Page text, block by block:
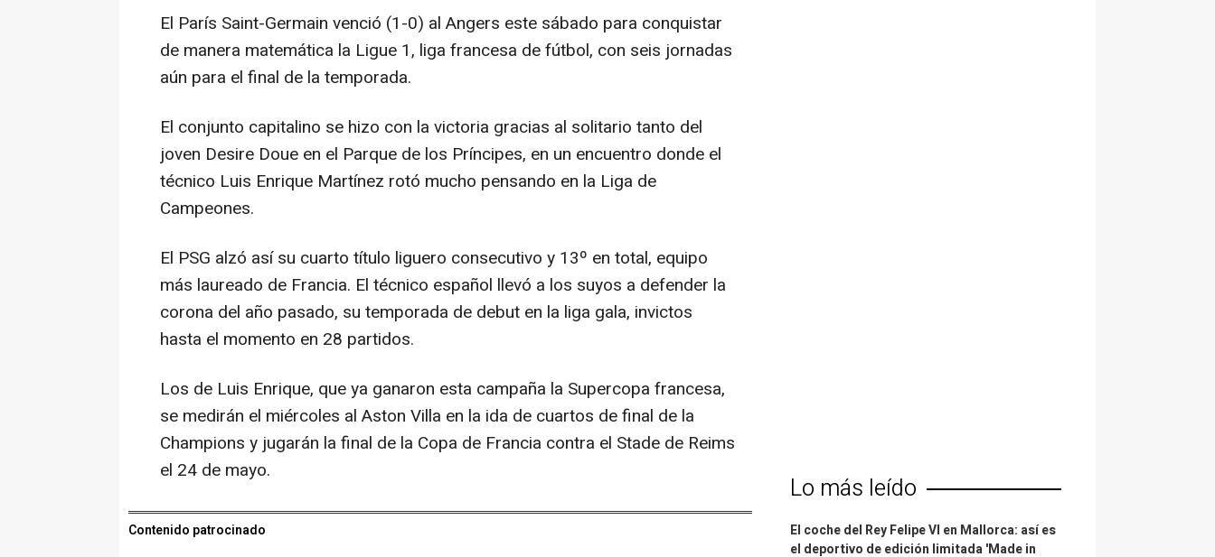
El París Saint-Germain venció (1-0) al Angers este sábado para conquistar
de manera matemática la Ligue 1, liga francesa de fútbol, con seis jornadas
aún para el final de la temporada.
El conjunto capitalino se hizo con la victoria gracias al solitario tanto del
joven Desire Doue en el Parque de los Príncipes, en un encuentro donde el
técnico Luis Enrique Martínez rotó mucho pensando en la Liga de
Campeones.
El PSG alzó así su cuarto título liguero consecutivo y 13º en total, equipo
más laureado de Francia. El técnico español llevó a los suyos a defender la
corona del año pasado, su temporada de debut en la liga gala, invictos
hasta el momento en 28 partidos.
Los de Luis Enrique, que ya ganaron esta campaña la Supercopa francesa,
se medirán el miércoles al Aston Villa en la ida de cuartos de final de la
Champions y jugarán la final de la Copa de Francia contra el Stade de Reims
el 24 de mayo.
Contenido patrocinado
Lo más leído
El coche del Rey Felipe VI en Mallorca: así es
el deportivo de edición limitada 'Made in